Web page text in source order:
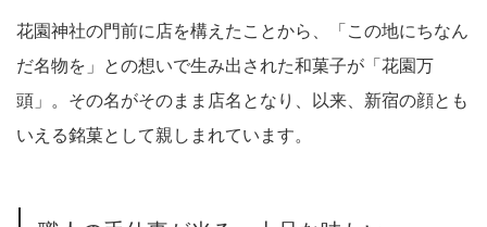
花園神社の門前に店を構えたことから、「この地にちなん
だ名物を」との想いで生み出された和菓子が「花園万
頭」。その名がそのまま店名となり、以来、新宿の顔とも
いえる銘菓として親しまれています。